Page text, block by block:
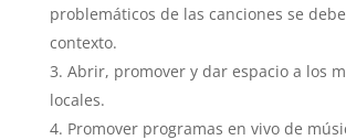
problemáticos de las canciones se
contexto.
Abrir, promover y dar espacio a los
locales.
Promover programas en vivo de